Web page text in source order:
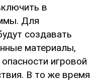
в
Для
создавать
материалы,
игровой
В то же время